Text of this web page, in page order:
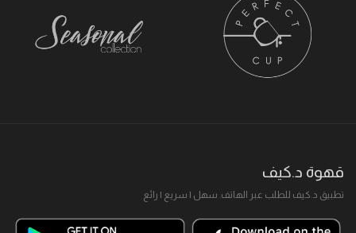
قهوة د.كيف
تطبيق د.كيف للطلب عبر الهاتف. سهل I سريع I رائع